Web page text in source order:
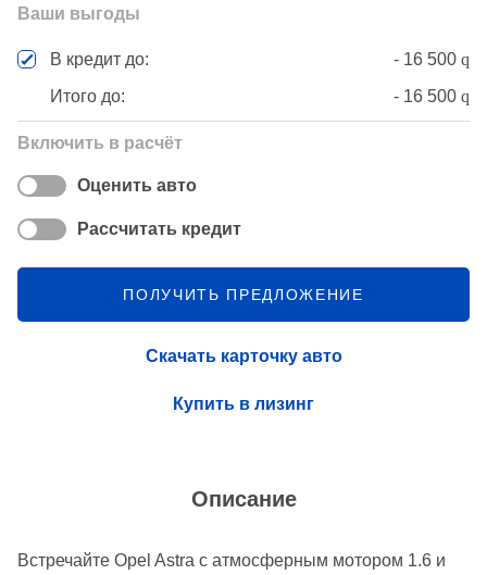
Описание
Встречайте Opel Astra с атмосферным мотором 1.6 и
Ваши выгоды
В кредит до: - 16 500 q
Итого до: - 16 500 q
Включить в расчёт
Оценить авто
Рассчитать кредит
ПОЛУЧИТЬ ПРЕДЛОЖЕНИЕ
Скачать карточку авто
Купить в лизинг